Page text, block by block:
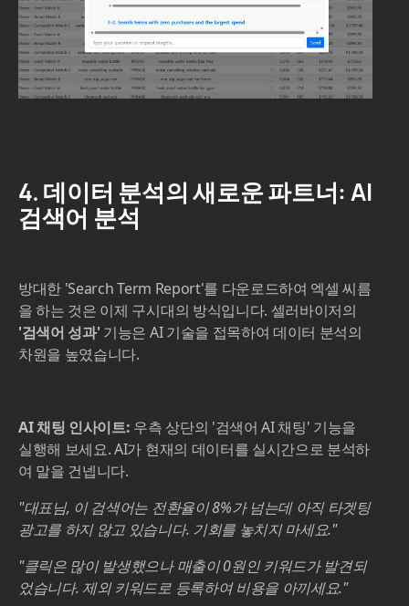
4. 데이터 분석의 새로운 파트너: AI
검색어 분석
방대한 'Search Term Report'를 다운로드하여 엑셀 씨름
을 하는 것은 이제 구시대의 방식입니다. 셀러바이저의
'검색어 성과'기능은 AI 기술을 접목하여 데이터 분석의
차원을 높였습니다.
AI 채팅 인사이트: 우측 상단의 '검색어 AI 채팅' 기능을
실행해 보세요. AI가 현재의 데이터를 실시간으로 분석하
여 말을 건넵니다.
"대표님, 이 검색어는 전환율이 8%가 넘는데 아직 타겟팅
광고를 하지 않고 있습니다. 기회를 놓치지 마세요."
"클릭은 많이 발생했으나 매출이 0원인 키워드가 발견되
었습니다. 제외 키워드로 등록하여 비용을 아끼세요."